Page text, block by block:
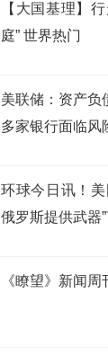
【大国基理】
庭” 世界热门
美联储：资产负
多家银行面临风
环球今日讯！
俄罗斯提供武器
《瞭望》新闻